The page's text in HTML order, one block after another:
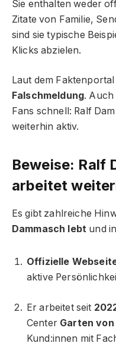
Sie enthalten weder
Zitate von Familie,
sind sie typische
Klicks abzielen.
Laut dem
Falschmeldung. Auch
Fans schnell: Ralf
weiterhin aktiv.
Beweise: Ralf
arbeitet
Es gibt zahlreiche
Dammasch lebt und
Offizielle
aktive
Er arbeitet seit
Center Garten von
Kund:innen mit